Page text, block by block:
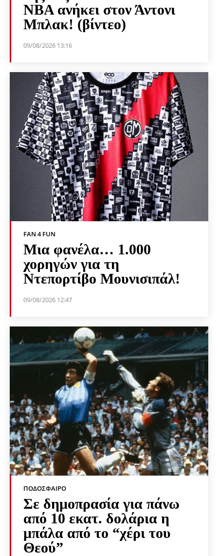
NBA ανήκει στον Άντονι
Μπλακ! (βίντεο)
09/08/2026 13:16
FAN 4 FUN
Μια φανέλα… 1.000
χορηγών για τη
Ντεπορτίβο Μουνισιπάλ!
09/08/2026 12:47
ΠΟΔΌΣΦΑΙΡΟ
Σε δημοπρασία για πάνω
από 10 εκατ. δολάρια η
μπάλα από το “χέρι του
Θεού”